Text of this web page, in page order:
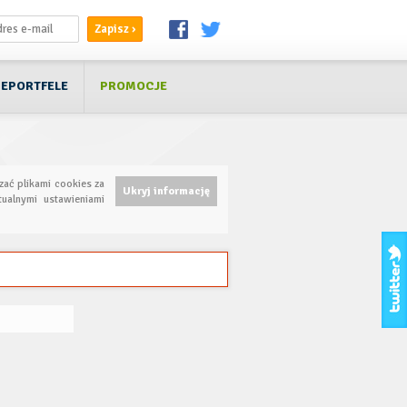
EPORTFELE PROMOCJE
Ukryj informację
plikami cookies za
ustawieniami